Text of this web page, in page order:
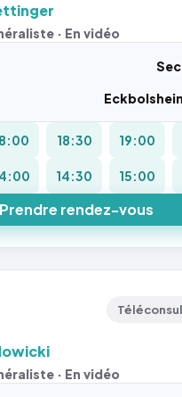
· En vidéo
18:30 19:00
14:30 15:00
Prendre rendez-vous
· En vidéo